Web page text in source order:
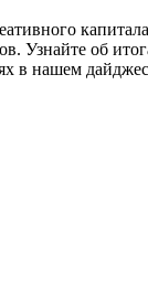
Узнайте об
в нашем